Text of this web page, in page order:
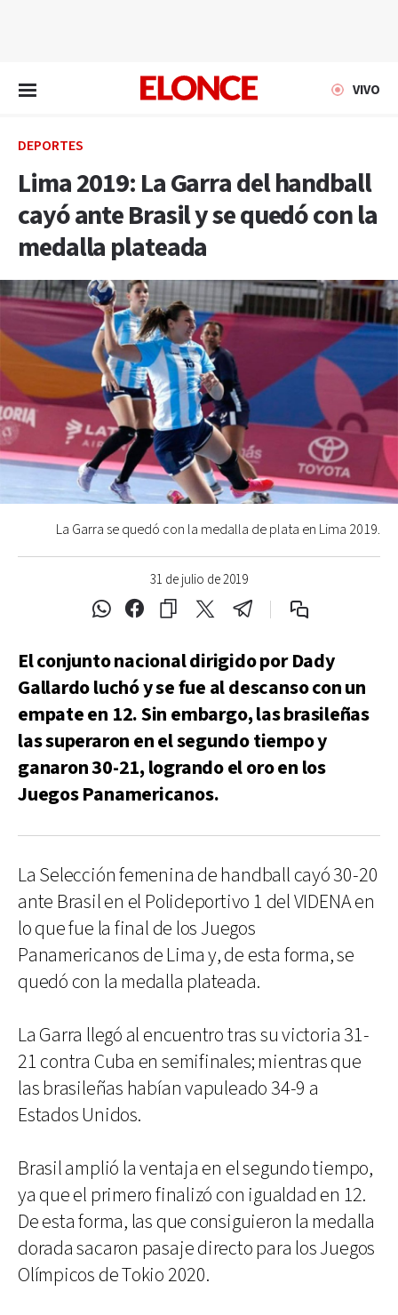
VIVO
DEPORTES
Lima 2019: La Garra del handball
cayó ante Brasil y se quedó con la
medalla plateada
31 de julio de 2019
La Garra se quedó con la medalla de plata en Lima 2019.
El conjunto nacional dirigido por Dady
Gallardo luchó y se fue al descanso con un
empate en 12. Sin embargo, las brasileñas
las superaron en el segundo tiempo y
ganaron 30-21, logrando el oro en los
Juegos Panamericanos.
La Selección femenina de handball cayó 30-20
ante Brasil en el Polideportivo 1 del VIDENA en
lo que fue la final de los Juegos
Panamericanos de Lima y, de esta forma, se
quedó con la medalla plateada.
La Garra llegó al encuentro tras su victoria 31-
21 contra Cuba en semifinales; mientras que
las brasileñas habían vapuleado 34-9 a
Estados Unidos.
Brasil amplió la ventaja en el segundo tiempo,
ya que el primero finalizó con igualdad en 12.
De esta forma, las que consiguieron la medalla
dorada sacaron pasaje directo para los Juegos
Olímpicos de Tokio 2020.